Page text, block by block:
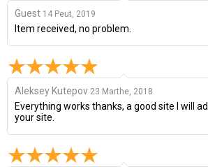
Guest 14 Peut, 2019
Item received, no problem.
Aleksey Kutepov 23 Marthe, 2018
Everything works thanks, a good site I will
your site.